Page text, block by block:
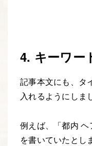
4. キーワー
記事本文にも、タ
入れるようにしま
例えば、「都内
を書いていたとし